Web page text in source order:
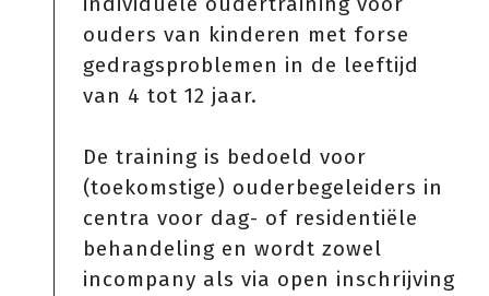
ouders van kinderen met forse
gedragsproblemen in de leeftijd
van 4 tot 12 jaar.
De training is bedoeld voor
(toekomstige) ouderbegeleiders in
centra voor dag- of residentiële
behandeling en wordt zowel
incompany als via open inschrijving